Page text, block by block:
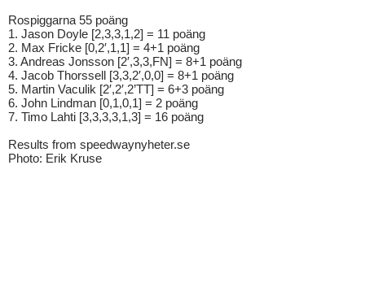
Rospiggarna 55 poäng
1. Jason Doyle [2,3,3,1,2] = 11 poäng
2. Max Fricke [0,2′,1,1] = 4+1 poäng
3. Andreas Jonsson [2′,3,3,FN] = 8+1 poäng
4. Jacob Thorssell [3,3,2′,0,0] = 8+1 poäng
5. Martin Vaculik [2′,2′,2’TT] = 6+3 poäng
6. John Lindman [0,1,0,1] = 2 poäng
7. Timo Lahti [3,3,3,3,1,3] = 16 poäng
Results from speedwaynyheter.se
Photo: Erik Kruse